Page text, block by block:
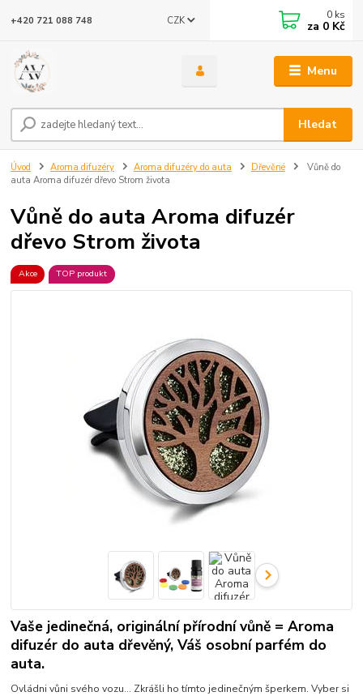
Menu
CZK
Hledat
+420 721 088 748 0 ks
za 0 Kč
Úvod Aroma difuzéry Aroma difuzéry do auta Dřevěné
Vůně do
auta Aroma difuzér dřevo Strom života
Vůně do auta Aroma difuzér
dřevo Strom života
Akce TOP produkt
Vaše jedinečná, originální přírodní vůně = Aroma
difuzér do auta dřevěný, Váš osobní parfém do
auta.
Ovládni vůni svého vozu... Zkrášli ho tímto jedinečným šperkem. Vyber si